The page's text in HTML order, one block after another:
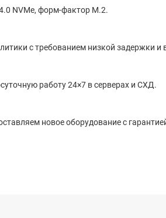
NVMe, форм-фактор M.2.
с требованием низкой задержки и
работу 24×7 в серверах и СХД.
новое оборудование с